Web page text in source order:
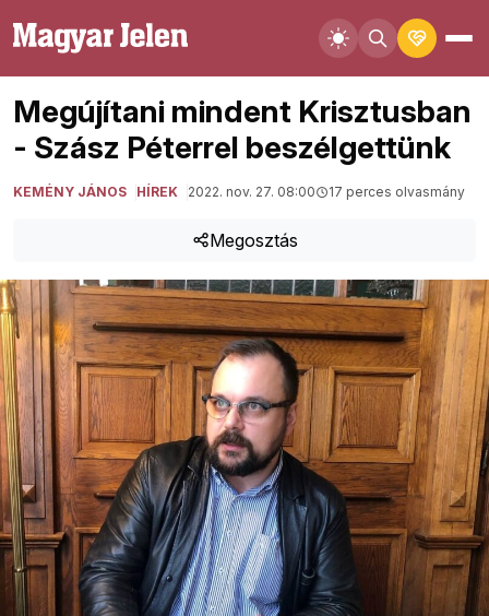
Megújítani mindent Krisztusban
- Szász Péterrel beszélgettünk
KEMÉNY JÁNOS HÍREK 2022. nov. 27. 08:00 17 perces olvasmány
Megosztás